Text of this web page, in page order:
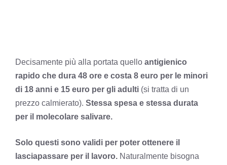
Decisamente più alla portata quello antigienico
rapido che dura 48 ore e costa 8 euro per le minori
di 18 anni e 15 euro per gli adulti (si tratta di un
prezzo calmierato). Stessa spesa e stessa durata
per il molecolare salivare.
Solo questi sono validi per poter ottenere il
lasciapassare per il lavoro. Naturalmente bisogna